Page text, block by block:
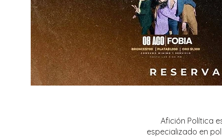
Afición Política
especializado en